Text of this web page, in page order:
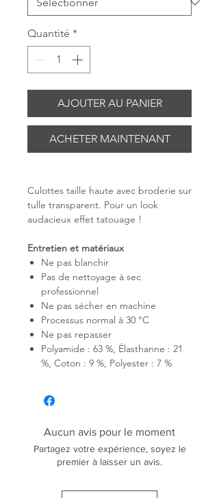
Quantité *
AJOUTER AU PANIER
ACHETER MAINTENANT
Culottes taille haute avec broderie sur
tulle transparent. Pour un look
audacieux effet tatouage !
Entretien et matériaux
Ne pas blanchir
Pas de nettoyage à sec
professionnel
Ne pas sécher en machine
Processus normal à 30 °C
Ne pas repasser
Polyamide : 63 %, Élasthanne : 21
%, Coton : 9 %, Polyester : 7 %
Aucun avis pour le moment
Partagez votre expérience, soyez le
premier à laisser un avis.